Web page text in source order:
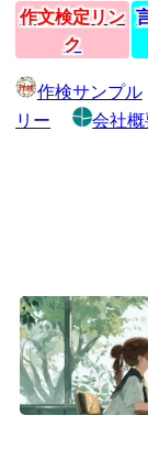
作文検定リン
ク
作検サンプル
リー
会社